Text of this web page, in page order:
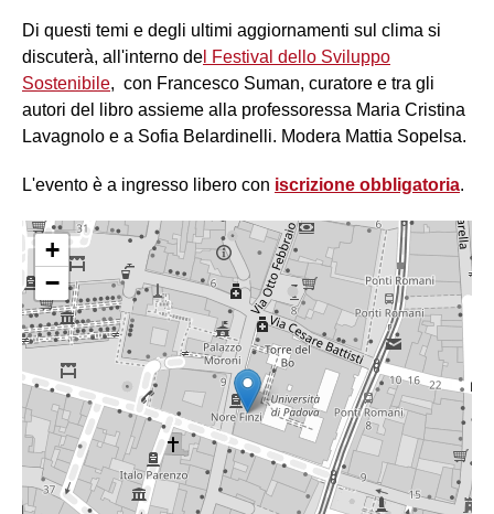
Di questi temi e degli ultimi aggiornamenti sul clima si
discuterà, all'interno de l Festival dello Sviluppo
Sostenibile, con Francesco Suman, curatore e tra gli
autori del libro assieme alla professoressa Maria Cristina
Lavagnolo e a Sofia Belardinelli. Modera Mattia Sopelsa.
L'evento è a ingresso libero con iscrizione obbligatoria.
+
−